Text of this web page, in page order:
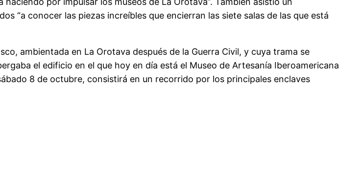
“a conocer las piezas increíbles que encierran las siete salas de las que está
ambientada en La Orotava después de la Guerra Civil, y cuya trama se
el edificio en el que hoy en día está el Museo de Artesanía Iberoamericana
8 de octubre, consistirá en un recorrido por los principales enclaves